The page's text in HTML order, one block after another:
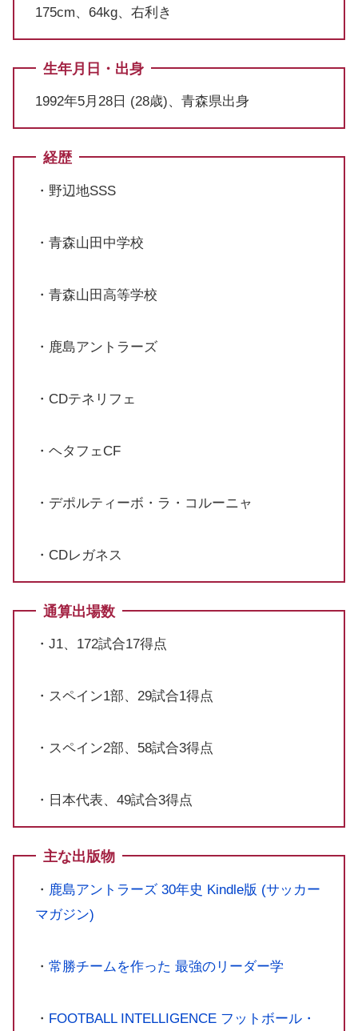
175cm、64kg、右利き
生年月日・出身
1992年5月28日 (28歳)、青森県出身
経歴
・野辺地SSS
・青森山田中学校
・青森山田高等学校
・鹿島アントラーズ
・CDテネリフェ
・ヘタフェCF
・デポルティーボ・ラ・コルーニャ
・CDレガネス
通算出場数
・J1、172試合17得点
・スペイン1部、29試合1得点
・スペイン2部、58試合3得点
・日本代表、49試合3得点
主な出版物
・ 鹿島アントラーズ 30年史 Kindle版 (サッカー
マガジン)
・ 常勝チームを作った 最強のリーダー学
・ FOOTBALL INTELLIGENCE フットボール・